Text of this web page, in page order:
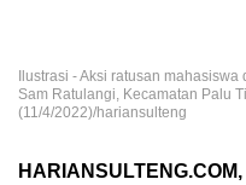
Ilustrasi - Aksi ratusan
Sam Ratulangi, Kecamatan Palu
(11/4/2022)/hariansulteng